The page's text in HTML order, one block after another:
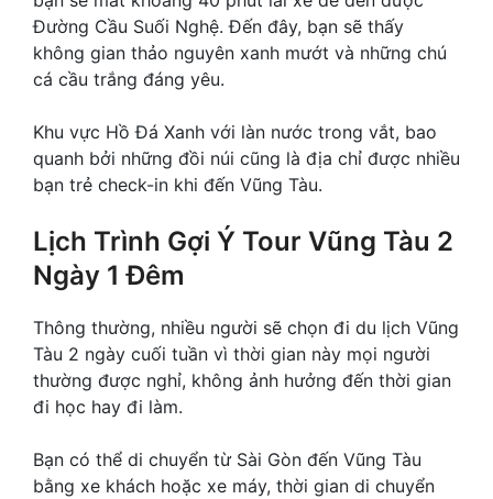
Đường Cầu Suối Nghệ. Đến đây, bạn sẽ thấy
không gian thảo nguyên xanh mướt và những chú
cá cầu trắng đáng yêu.
Khu vực Hồ Đá Xanh với làn nước trong vắt, bao
quanh bởi những đồi núi cũng là địa chỉ được nhiều
bạn trẻ check-in khi đến Vũng Tàu.
Lịch Trình Gợi Ý Tour Vũng Tàu 2
Ngày 1 Đêm
Thông thường, nhiều người sẽ chọn đi du lịch Vũng
Tàu 2 ngày cuối tuần vì thời gian này mọi người
thường được nghỉ, không ảnh hưởng đến thời gian
đi học hay đi làm.
Bạn có thể di chuyển từ Sài Gòn đến Vũng Tàu
bằng xe khách hoặc xe máy, thời gian di chuyển